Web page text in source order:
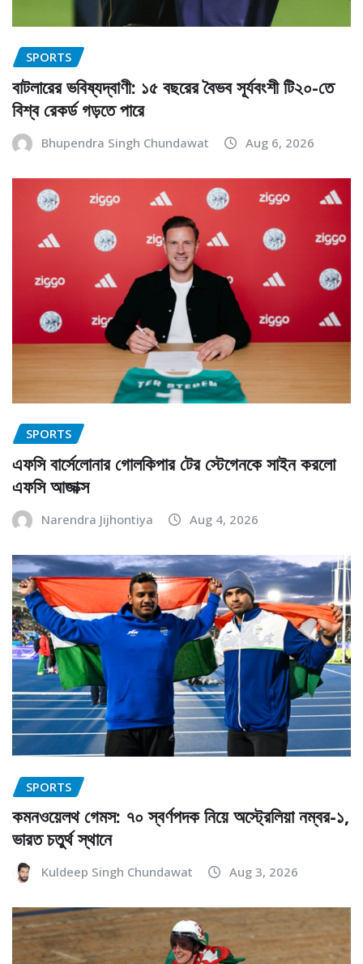
SPORTS
বাটলারের ভবিষ্যদ্বাণী: ১৫ বছরের বৈভব সূর্যবংশী টি২০-তে
বিশ্ব রেকর্ড গড়তে পারে
Bhupendra Singh Chundawat Aug 6, 2026
SPORTS
এফসি বার্সেলোনার গোলকিপার টের স্টেগেনকে সাইন করলো
এফসি আজাক্স
Narendra Jijhontiya Aug 4, 2026
SPORTS
কমনওয়েলথ গেমস: ৭০ স্বর্ণপদক নিয়ে অস্ট্রেলিয়া নম্বর-১,
ভারত চতুর্থ স্থানে
Kuldeep Singh Chundawat Aug 3, 2026